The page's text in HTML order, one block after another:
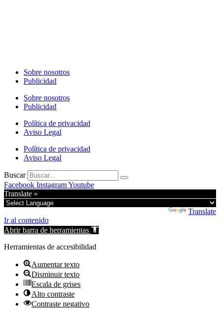
Sobre nosotros
Publicidad
Sobre nosotros
Publicidad
Política de privacidad
Aviso Legal
Política de privacidad
Aviso Legal
Buscar
Facebook InstagramYoutube
Translate »
Translate
Ir al contenido
Abrir barra de herramientas
Herramientas de accesibilidad
Aumentar texto
Disminuir texto
Escala de grises
Alto contraste
Contraste negativo